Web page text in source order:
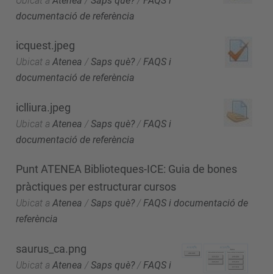
documentació de referència
icquest.jpeg
Ubicat a Atenea /Saps què? /FAQS i
documentació de referència
iclliura.jpeg
Ubicat a Atenea /Saps què? / FAQS i
documentació de referència
Punt ATENEA Biblioteques-ICE: Guia de bones
pràctiques per estructurar cursos
Ubicat a Atenea /Saps què? /FAQS i documentació de
referència
saurus_ca.png
Ubicat a Atenea /Saps què? / FAQS i